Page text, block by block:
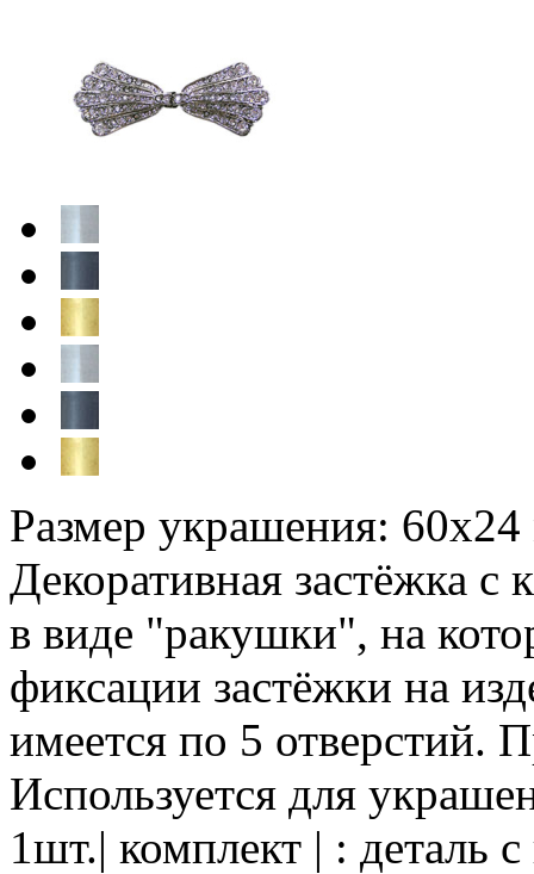
Размер украшения:
Декоративная застёжка с
в виде "ракушки", на
фиксации застёжки на
имеется по 5 отверстий.
Используется для
1шт.| комплект | : деталь